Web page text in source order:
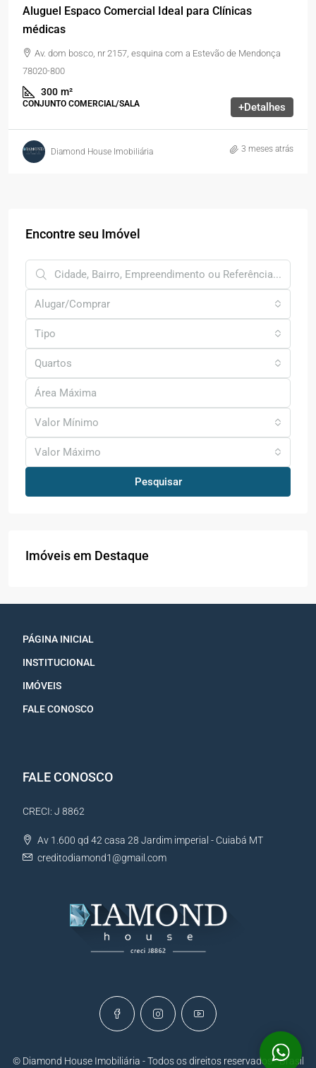
Aluguel Espaco Comercial Ideal para Clínicas
médicas
Av. dom bosco, nr 2157, esquina com a Estevão de Mendonça
78020-800
300 m²
CONJUNTO COMERCIAL/SALA +Detalhes
Diamond House Imobiliária 3 meses atrás
Encontre seu Imóvel
Alugar/Comprar
Tipo
Quartos
Valor Mínimo
Valor Máximo
Pesquisar
Imóveis em Destaque
PÁGINA INICIAL
INSTITUCIONAL
IMÓVEIS
FALE CONOSCO
FALE CONOSCO
CRECI: J 8862
Av 1.600 qd 42 casa 28 Jardim imperial - Cuiabá MT
creditodiamond1@gmail.com
© Diamond House Imobiliária - Todos os direitos reservados - Brasil